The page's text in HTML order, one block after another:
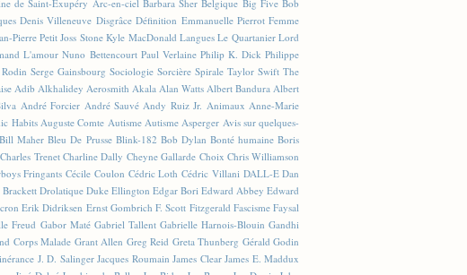
de Saint-Exupéry Arc-en-ciel Barbara Sher Belgique Big Five Bob
Denis Villeneuve Disgrâce Définition Emmanuelle Pierrot Femme
Pierre Petit Joss Stone Kyle MacDonald Langues Le Quartanier Lord
L'amour Nuno Bettencourt Paul Verlaine Philip K. Dick Philippe
Rodin Serge Gainsbourg Sociologie Sorcière Spirale Taylor Swift The
Adib Alkhalidey Aerosmith Akala Alan Watts Albert Bandura Albert
André Forcier André Sauvé Andy Ruiz Jr. Animaux Anne-Marie
Habits Auguste Comte Autisme Autisme Asperger Avis sur quelques-
Bill Maher Bleu De Prusse Blink-182 Bob Dylan Bonté humaine Boris
Charles Trenet Charline Dally Cheyne Gallarde Choix Chris Williamson
Fringants Cécile Coulon Cédric Loth Cédric Villani DALL-E Dan
Drolatique Duke Ellington Edgar Bori Edward Abbey Edward
Erik Didriksen Ernst Gombrich F. Scott Fitzgerald Fascisme Faysal
Freud Gabor Maté Gabriel Tallent Gabrielle Harnois-Blouin Gandhi
Corps Malade Grant Allen Greg Reid Greta Thunberg Gérald Godin
J. D. Salinger Jacques Roumain James Clear James E. Maddux